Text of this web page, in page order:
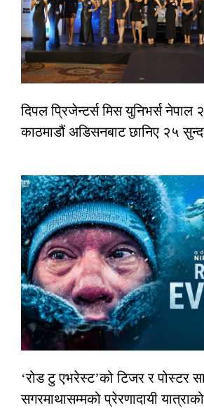
दिपल प्रिजेन्टर्स मिस युनिभर्स
काठमाडौं अडिसनबाट छानिए २५
‘रोड टु एभरेस्ट’को टिजर र पोस्टर
सगरमाथासम्मको प्रेरणादायी